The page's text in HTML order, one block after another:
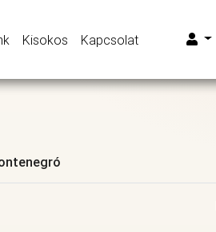
Kisokos Kapcsolat